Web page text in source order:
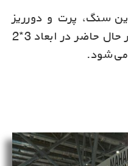
سنگ، پرت و دورریز
این سنگ صفر می باشد و در حال حاضر در ابعاد 3*2
می شود.